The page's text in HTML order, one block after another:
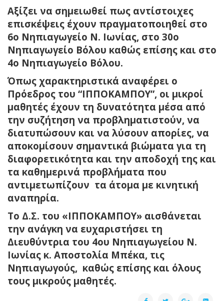
Αξίζει να σημειωθεί πως αντίστοιχες
επισκέψεις έχουν πραγματοποιηθεί στο
6ο Νηπιαγωγείο Ν. Ιωνίας, στο 30ο
Νηπιαγωγείο Βόλου καθώς επίσης και στο
4ο Νηπιαγωγείο Βόλου.
Όπως χαρακτηριστικά αναφέρει ο
Πρόεδρος του “ΙΠΠΟΚΑΜΠΟΥ”, οι μικροί
μαθητές έχουν τη δυνατότητα μέσα από
την συζήτηση να προβληματιστούν, να
διατυπώσουν και να λύσουν απορίες, να
αποκομίσουν σημαντικά βιώματα για τη
διαφορετικότητα και την αποδοχή της και
τα καθημερινά προβλήματα που
αντιμετωπίζουν τα άτομα με κινητική
αναπηρία.
Το Δ.Σ. του «ΙΠΠΟΚΑΜΠΟΥ» αισθάνεται
την ανάγκη να ευχαριστήσει τη
Διευθύντρια του 4ου Νηπιαγωγείου Ν.
Ιωνίας κ. Αποστολία Μπέκα, τις
Νηπιαγωγούς, καθώς επίσης και όλους
τους μικρούς μαθητές.